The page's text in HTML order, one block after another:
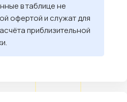
в таблице не
офертой и служат для
приблизительной